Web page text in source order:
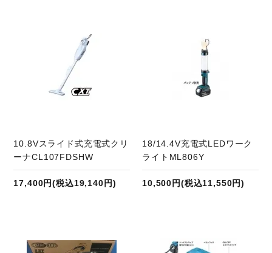
10.8Vスライド式充電式クリ
ーナCL107FDSHW
17,400円(税込19,140円)
18/14.4V充電式LEDワーク
ライトML806Y
10,500円(税込11,550円)